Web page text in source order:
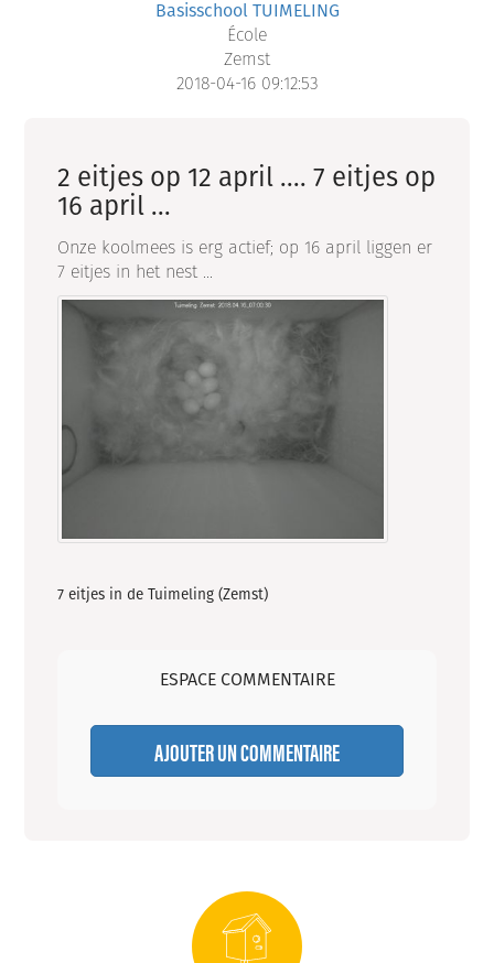
Basisschool TUIMELING
École
Zemst
2018-04-16 09:12:53
2 eitjes op 12 april .... 7 eitjes op
16 april ...
Onze koolmees is erg actief; op 16 april liggen er
7 eitjes in het nest ...
7 eitjes in de Tuimeling (Zemst)
ESPACE COMMENTAIRE
AJOUTER UN COMMENTAIRE